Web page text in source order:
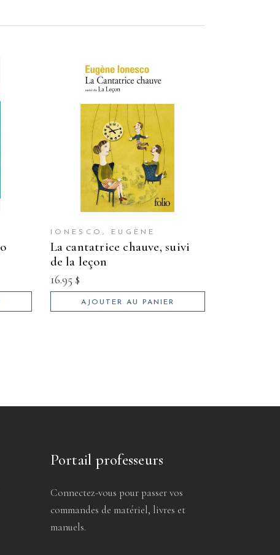
IONESCO, EUGÈNE
la cantatrice chauve, suivi
de la leçon
16.95 $
AJOUTER AU PANIER
Portail professeurs
Connectez-vous pour passer vos
commandes de matériel, livres et
manuels.